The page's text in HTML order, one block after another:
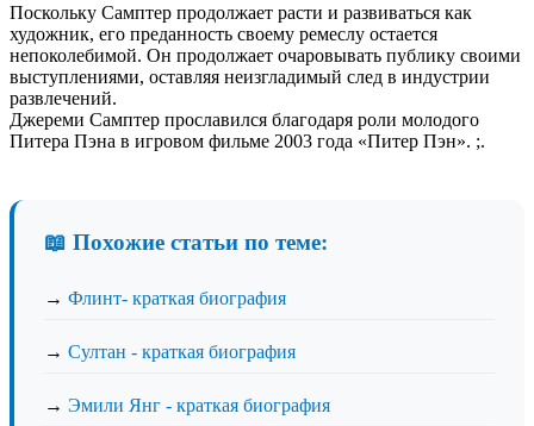
Поскольку Самптер продолжает расти и развиваться как
художник, его преданность своему ремеслу остается
непоколебимой. Он продолжает очаровывать публику своими
выступлениями, оставляя неизгладимый след в индустрии
развлечений.
Джереми Самптер прославился благодаря роли молодого
Питера Пэна в игровом фильме 2003 года «Питер Пэн». ;.
📖 Похожие статьи по теме:
→ Флинт- краткая биография
→ Султан - краткая биография
→ Эмили Янг - краткая биография